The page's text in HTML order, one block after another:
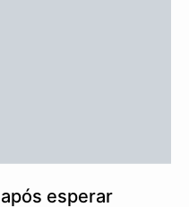
esperar